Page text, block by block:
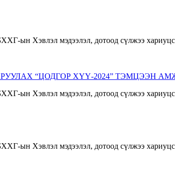
“ЦОДГОР ХҮҮ-2024” ТЭМЦЭЭН